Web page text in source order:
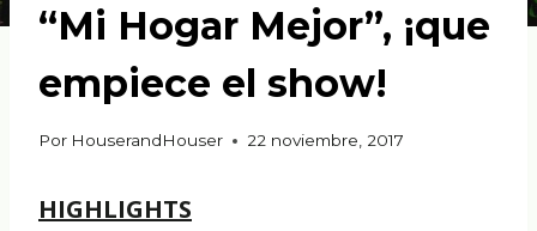
“Mi Hogar Mejor”, ¡que
empiece el show!
Por HouserandHouser 22 noviembre, 2017
HIGHLIGHTS